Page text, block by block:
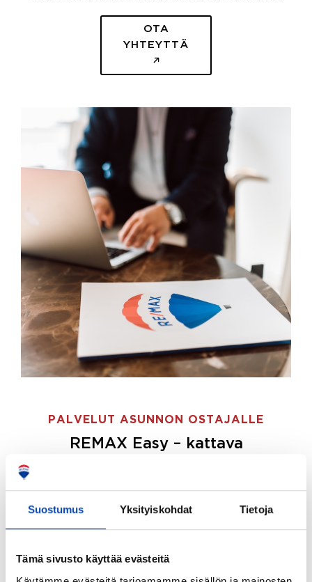
Suostumus Yksityiskohdat Tietoja
Tämä sivusto käyttää evästeitä
OTA
YHTEYTTÄ
PALVELUT ASUNNON OSTAJALLE
REMAX Easy – kattava
ostajille.
Tee ostotoimeksianto ja etsimme juuri